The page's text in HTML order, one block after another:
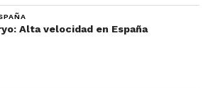
Alta velocidad en España